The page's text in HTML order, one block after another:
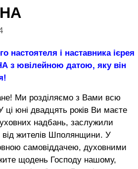
настоятеля і наставника ієрея
з ювілейною датою, яку він
Ми розділяємо з Вами всю
ці юні двадцять років Ви маєте
надбань, заслужили
від жителів Шполянщини. У
самовіддачею, духовними
щодень Господу нашому,